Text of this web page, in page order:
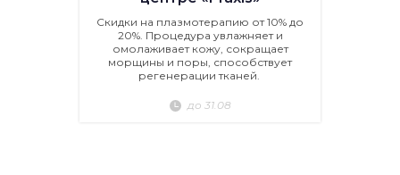
Скидки на плазмотерапию от 10% до
20%. Процедура увлажняет и
омолаживает кожу, сокращает
морщины и поры, способствует
регенерации тканей.
до 31.08